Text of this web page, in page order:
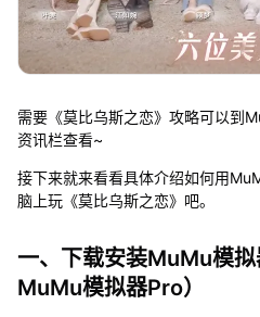
需要《莫比乌斯之恋》攻略可以到
资讯栏查看~
接下来就来看看具体介绍如何用
脑上玩《莫比乌斯之恋》吧。
一、下载安装MuMu模
MuMu模拟器Pro）